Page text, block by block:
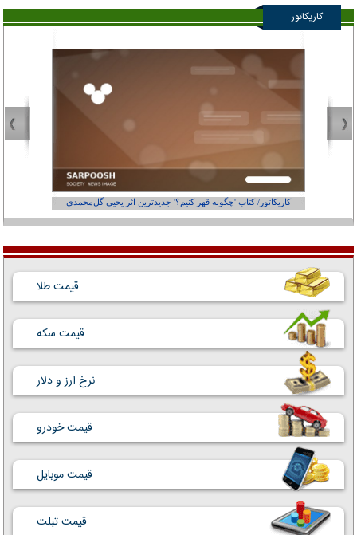
کاریکاتور
کاریکاتور/ کتاب 'چگونه قهر کنیم؟' جدیدترین اثر یحیی گل‌محمدی
قیمت طلا
قیمت سکه
نرخ ارز و دلار
قیمت خودرو
قیمت موبایل
قیمت تبلت